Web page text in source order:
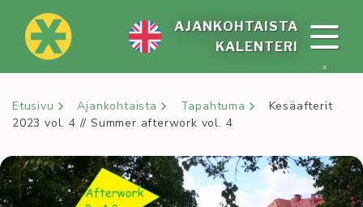
sisältöön
KA­LEN­TE­RI
AJAN­KOH­TAIS­TA
Etusivu Ajankohtaista Tapahtuma
Kesäafterit
2023 vol. 4 // Summer afterwork vol. 4